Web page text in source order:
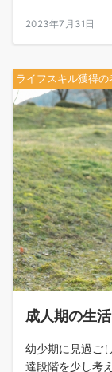
2023年7月31日
ライフスキル獲得の
成人期の生
幼少期に見過ご
達段階を少し考